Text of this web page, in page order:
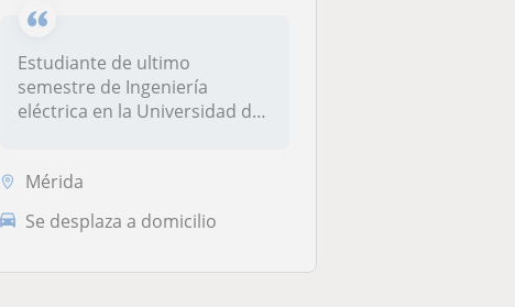
Estudiante de ultimo
semestre de Ingeniería
eléctrica en la Universidad de
Mérida
Se desplaza a domicilio